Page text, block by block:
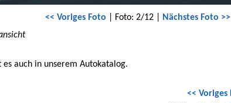
<< Voriges Foto | Foto: 2/12 |
Nächstes Foto >>
es auch in unserem Autokatalog.
<< Voriges